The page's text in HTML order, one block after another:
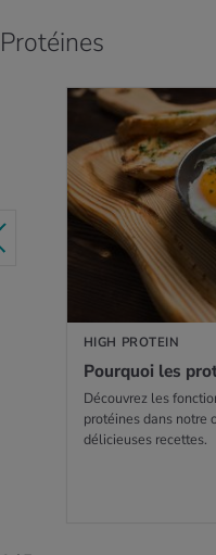
Protéines
HIGH PROTEIN
Pour­quoi les
Découvrez les
protéines dans notre
délicieuses recettes.
EN